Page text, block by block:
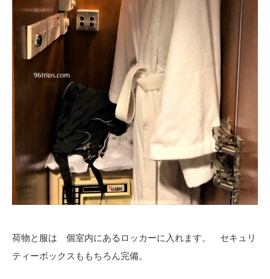
荷物と服は 個室内にあるロッカーに入れます。 セキュリ
ティーボックスももちろん完備。